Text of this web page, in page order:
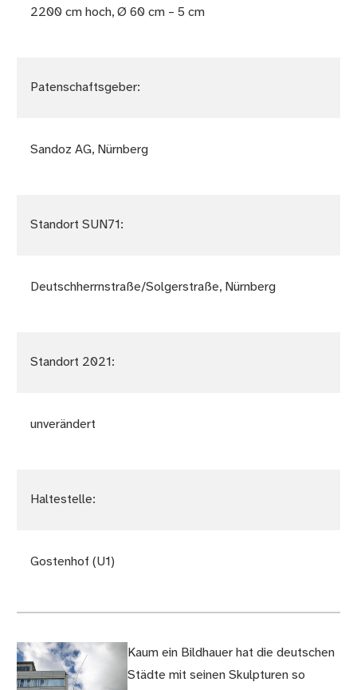
2200 cm hoch, Ø 60 cm – 5 cm
Patenschaftsgeber:
Sandoz AG, Nürnberg
Standort SUN71:
Deutschherrnstraße/Solgerstraße, Nürnberg
Standort 2021:
unverändert
Haltestelle:
Gostenhof (U1)
Kaum ein Bildhauer hat die deutschen
Städte mit seinen Skulpturen so